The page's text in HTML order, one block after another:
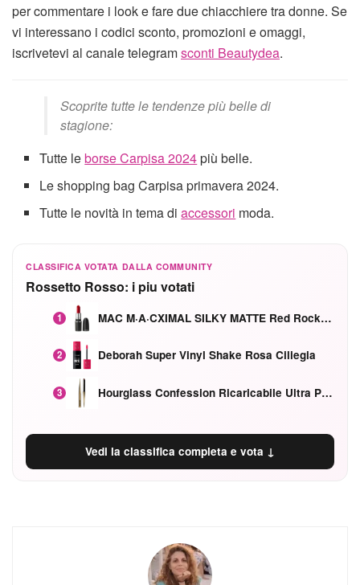
per commentare i look e fare due chiacchiere tra donne. Se
vi interessano i codici sconto, promozioni e omaggi,
iscrivetevi al canale telegramsconti Beautydea.
Scoprite tutte le tendenze più belle di
stagione:
Tutte leborse Carpisa 2024più belle.
Le shopping bag Carpisa primavera 2024.
Tutte le novità in tema diaccessori moda.
CLASSIFICA VOTATA DALLA COMMUNITY
Rossetto Rosso: i piu votati
1 MAC M·A·CXIMAL SILKY MATTE Red Rock mat
2 Deborah Super Vinyl Shake Rosa Ciliegia
3 Hourglass Confession Ricaricabile Ultra Preciso Ad Alta Intensità Secretly Classic Red
Vedi la classifica completa e vota ↓